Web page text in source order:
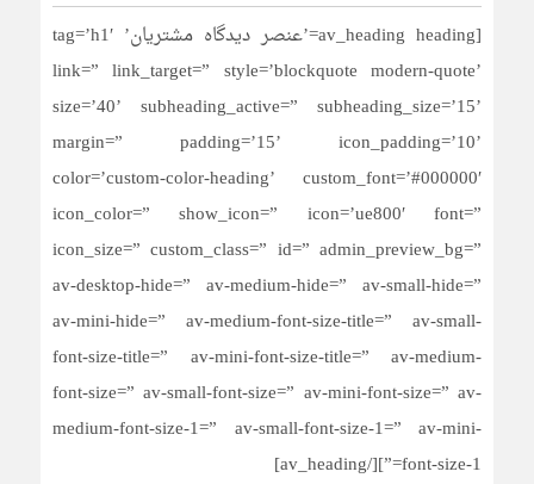
[av_heading heading=’عنصر دیدگاه مشتریان’ tag=’h1′
link=” link_target=” style=’blockquote modern-quote’
size=’40’ subheading_active=” subheading_size=’15’
margin=” padding=’15’ icon_padding=’10’
color=’custom-color-heading’ custom_font=’#000000′
icon_color=” show_icon=” icon=’ue800′ font=”
icon_size=” custom_class=” id=” admin_preview_bg=”
av-desktop-hide=” av-medium-hide=” av-small-hide=”
av-mini-hide=” av-medium-font-size-title=” av-small-
font-size-title=” av-mini-font-size-title=” av-medium-
font-size=” av-small-font-size=” av-mini-font-size=” av-
medium-font-size-1=” av-small-font-size-1=” av-mini-
font-size-1=”][/av_heading]